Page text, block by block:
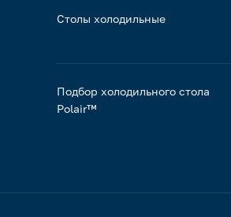
Столы холодильные
Подбор холодильного стола
Polair™